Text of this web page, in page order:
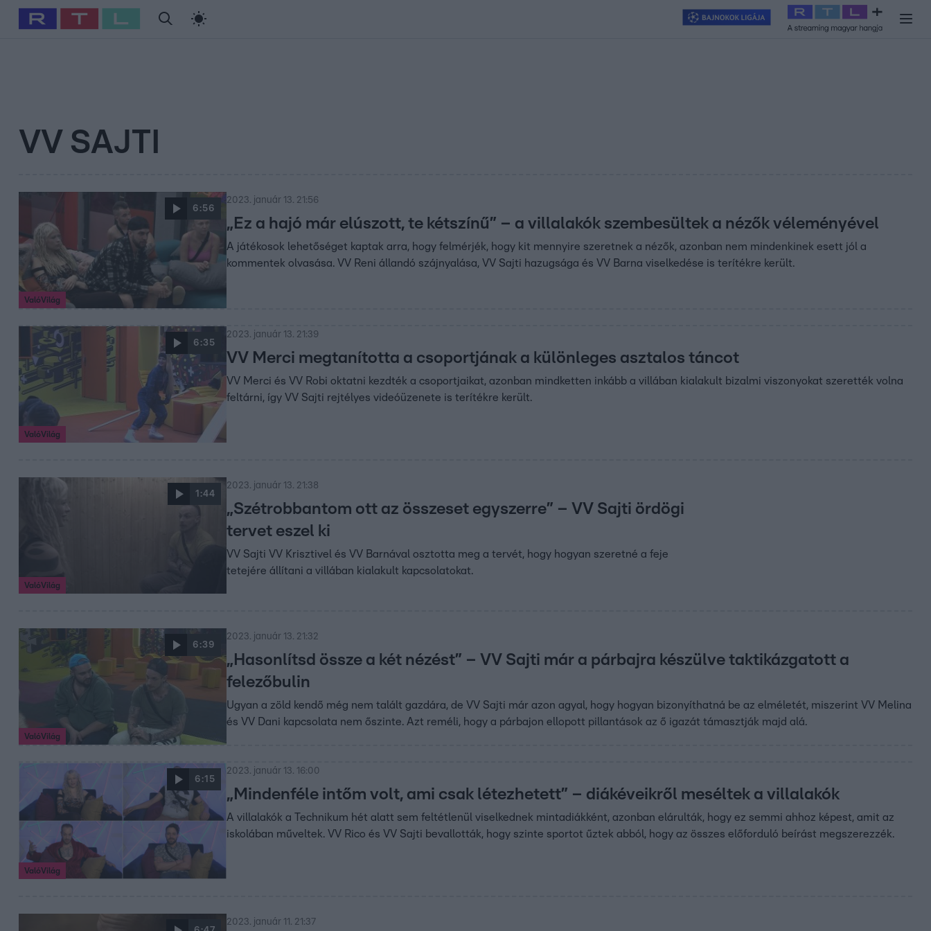
Babits Marcella Szellő István Most Wanted Exek csatája 2026 Celeb vagyok, ments ki innen
VV SAJTI
6:56
ValóVilág
2023. január 13. 21:56
„Ez a hajó már elúszott, te kétszínű” – a villalakók szembesültek a nézők véleményével
A játékosok lehetőséget kaptak arra, hogy felmérjék, hogy kit mennyire szeretnek a nézők, azonban nem mindenkinek esett jól a
kommentek olvasása. VV Reni állandó szájnyalása, VV Sajti hazugsága és VV Barna viselkedése is terítékre került.
6:35
ValóVilág
2023. január 13. 21:39
VV Merci megtanította a csoportjának a különleges asztalos táncot
VV Merci és VV Robi oktatni kezdték a csoportjaikat, azonban mindketten inkább a villában kialakult bizalmi viszonyokat szerették volna
feltárni, így VV Sajti rejtélyes videóüzenete is terítékre került.
1:44
ValóVilág
2023. január 13. 21:38
„Szétrobbantom ott az összeset egyszerre” – VV Sajti ördögi
tervet eszel ki
VV Sajti VV Krisztivel és VV Barnával osztotta meg a tervét, hogy hogyan szeretné a feje
tetejére állítani a villában kialakult kapcsolatokat.
6:39
ValóVilág
2023. január 13. 21:32
„Hasonlítsd össze a két nézést” – VV Sajti már a párbajra készülve taktikázgatott a
felezőbulin
Ugyan a zöld kendő még nem talált gazdára, de VV Sajti már azon agyal, hogy hogyan bizonyíthatná be az elméletét, miszerint VV Melina
és VV Dani kapcsolata nem őszinte. Azt reméli, hogy a párbajon ellopott pillantások az ő igazát támasztják majd alá.
6:15
ValóVilág
2023. január 13. 16:00
„Mindenféle intőm volt, ami csak létezhetett” – diákéveikről meséltek a villalakók
A villalakók a Technikum hét alatt sem feltétlenül viselkednek mintadiákként, azonban elárulták, hogy ez semmi ahhoz képest, amit az
iskolában műveltek. VV Rico és VV Sajti bevallották, hogy szinte sportot űztek abból, hogy az összes előforduló beírást megszerezzék.
2023. január 11. 21:37